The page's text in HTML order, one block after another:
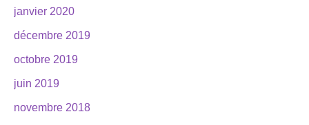
janvier 2020
décembre 2019
octobre 2019
juin 2019
novembre 2018